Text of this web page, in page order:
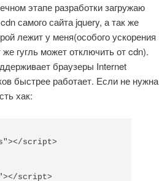
этапе разработки загружаю
самого сайта jquery, а так же
лежит у меня(особого ускорения
гугль может отключить от cdn).
браузеры Internet
быстрее работает. Если не нужна
хак:
script>
script>